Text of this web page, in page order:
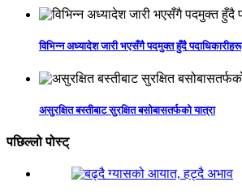
विभिन्न अध्यादेश जारी भएसँगै पदमुक्त हुँदै पदाधिकारीहरू
असुरक्षित बस्तीबाट सुरक्षित बसोबासतर्फको यात्रा
पछिल्लो पोस्ट्